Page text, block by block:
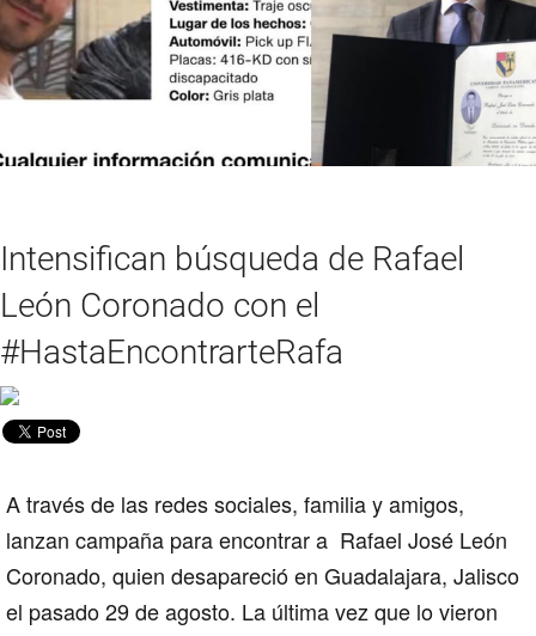
Intensifican búsqueda de Rafael
León Coronado con el
#HastaEncontrarteRafa
A través de las redes sociales, familia y amigos,
lanzan campaña para encontrar a Rafael José León
Coronado, quien desapareció en Guadalajara, Jalisco
el pasado 29 de agosto. La última vez que lo vieron